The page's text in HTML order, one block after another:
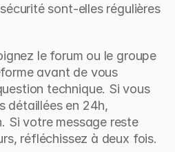
sont-elles régulières
le forum ou le groupe
avant de vous
technique. Si vous
détaillées en 24h,
Si votre message reste
réfléchissez à deux fois.